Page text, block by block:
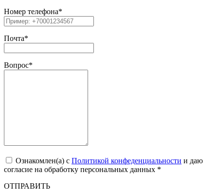
Номер телефона*
Почта*
Вопрос*
Ознакомлен(a) с Политикой конфеденциальности и даю
согласие на обработку персональных данных *
ОТПРАВИТЬ